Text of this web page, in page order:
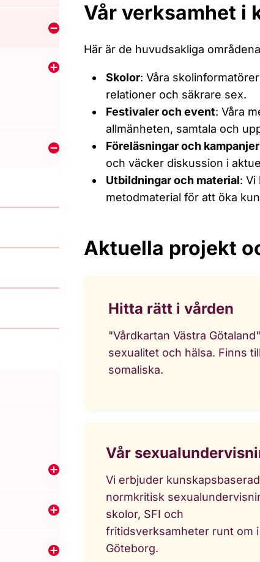
Visa undermeny för Hitta din lokalförening
Visa undermeny för RFSU Dalarna
Visa undermeny för RFSU Göteborg
Visa undermeny för RFSU Jönköping
Visa undermeny för RFSU Luleå
Visa undermeny för RFSU Malmö
Vår verksamhet i
Här är de huvudsakliga
Skolor: Våra
relationer och säkrare sex.
Festivaler och event: Våra
allmänheten, samtala och
Föreläsningar och kampanjer
och väcker diskussion i
Utbildningar och material: Vi
metodmaterial för att öka
Aktuella projekt
Hitta rätt i vården
"Vårdkartan Västra
sexualitet och hälsa. Finns
somaliska.
Vår
Vi erbjuder
normkritisk
skolor, SFI och
fritidsverksamheter runt om i
Göteborg.